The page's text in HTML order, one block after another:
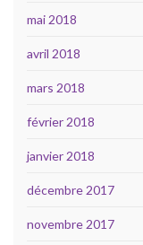
mai 2018
avril 2018
mars 2018
février 2018
janvier 2018
décembre 2017
novembre 2017